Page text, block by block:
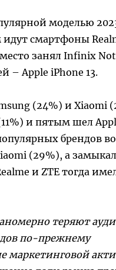
моделью
смартфоны
занял Infinix
– Apple iPhone 13.
(24%) и Xiaomi
и пятым шел
брендов
(29%), а
и ZTE тогда
теряют
по-прежнему
маркетинговой